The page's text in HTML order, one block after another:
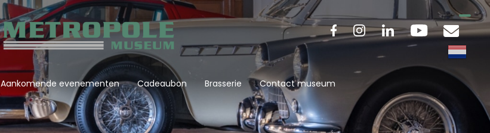
Aankomende evenementen Cadeaubon Brasserie Contact museum